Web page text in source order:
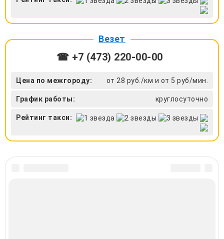
Везет
☎ +7 (473) 220-00-00
Цена по межгороду: от 28 руб./км и от 5 руб/мин.
График работы: круглосуточно
Рейтинг такси: